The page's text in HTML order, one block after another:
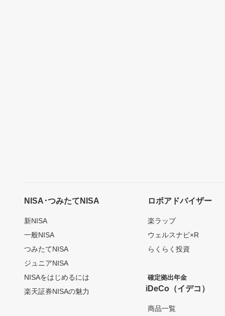
NISA･つみたてNISA
新NISA
一般NISA
つみたてNISA
ジュニアNISA
NISAをはじめるには
楽天証券NISAの魅力
ロボアドバイザー
楽ラップ
ウェルスナビ×R
らくらく投資
確定拠出年金
iDeCo（イデコ）
商品一覧